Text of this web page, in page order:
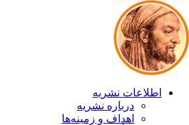
اطلاعات نشریه
درباره نشریه
اهداف و زمینه‌ها